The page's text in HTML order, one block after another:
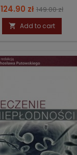
Price
124.90 zł Regular
price
149.00 zł
 Add to cart